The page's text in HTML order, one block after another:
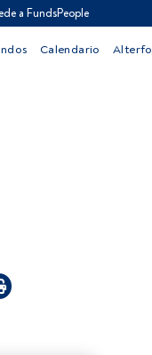
a FundsPeople
Calendario